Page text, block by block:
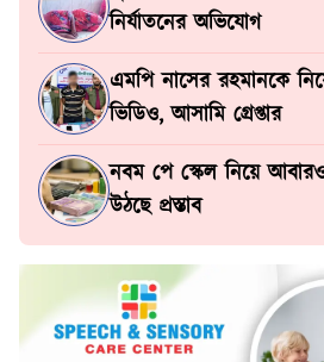
নির্যাতনের অভিযোগ
এমপি নাসের রহমানকে
ভিডিও, আসামি গ্রেপ্তার
নবম পে স্কেল নিয়ে
উঠছে প্রস্তাব